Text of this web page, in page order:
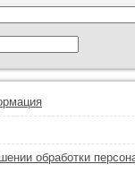
обработки